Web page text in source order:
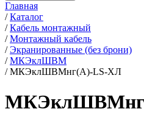
Главная
/Каталог
/Кабель монтажный
/Монтажный кабель
/Экранированные (без брони)
/МКЭклШВМ
/МКЭклШВМнг(А)-LS-ХЛ